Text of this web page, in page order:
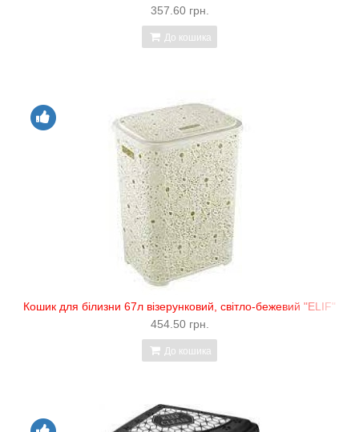
357.60 грн.
До кошика
Кошик для білизни 67л візерунковий, світло-бежевий "ELIF"
454.50 грн.
До кошика